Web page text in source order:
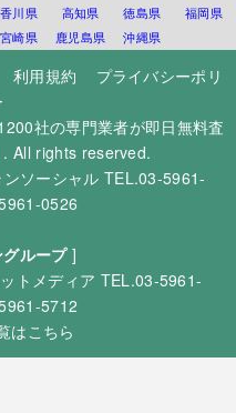
香川県 高知県 徳島県
福岡県
宮崎県 鹿児島県 沖縄県
利用規約
プライバシーポリ
社の専門業者が即日無料査
. All rights reserved.
ソーシャル TEL.03-5961-
0526
ループ]
トメディア TEL.03-5961-
5712
はこちら